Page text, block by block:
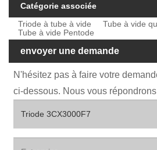
Catégorie associée
Triode à tube à vide
Tube à vide
Tube à vide Pentode
envoyer une demande
N'hésitez pas à faire votre
ci-dessous. Nous vous